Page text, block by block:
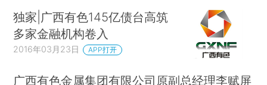
独家|广西有色145亿债台高筑
多家金融机构卷入
2016年03月23日 APP打开
广西有色金属集团有限公司原副总经理李赋屏